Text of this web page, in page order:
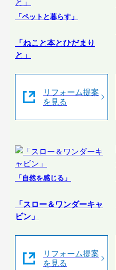
「ペットと暮らす」
「ねこと本とひだまり
と」
リフォーム提案
を見る
「自然を感じる」
「スロー＆ワンダーキャ
ビン」
リフォーム提案
を見る